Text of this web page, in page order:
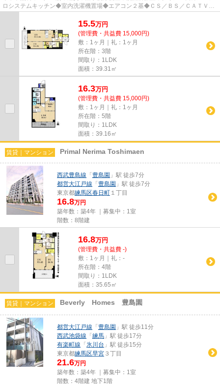
ロシステムキッチン◆室内洗濯機置場◆エアコン２基◆ＣＳ／ＢＳ／ＣＡＴＶ◆
15.5万円
(管理費・共益費 15,000円)
敷：1ヶ月｜礼：1ヶ月
所在階：3階
間取り：1LDK
面積：39.31㎡
16.3万円
(管理費・共益費 15,000円)
敷：1ヶ月｜礼：1ヶ月
所在階：5階
間取り：1LDK
面積：39.16㎡
賃貸｜マンション Primal Nerima Toshimaen
西武豊島線 「 豊島園 」駅 徒歩7分
都営大江戸線 「 豊島園 」駅 徒歩7分
東京都練馬区春日町 １丁目
16.8万円
築年数：築4年 ｜募集中： 1室
階数：8階建
16.8万円
(管理費・共益費 -)
敷：1ヶ月｜礼：-
所在階：4階
間取り：1LDK
面積：35.65㎡
賃貸｜マンション Beverly Homes 豊島園
都営大江戸線 「 豊島園 」駅 徒歩11分
西武池袋線 「 練馬 」駅 徒歩17分
有楽町線 「 氷川台 」駅 徒歩15分
東京都練馬区早宮 ３丁目
21.6万円
築年数：築4年 ｜募集中： 1室
階数：4階建 地下1階